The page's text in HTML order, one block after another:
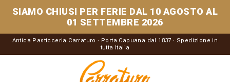
SIAMO CHIUSI PER FERIE DAL 10 AGOSTO AL
01 SETTEMBRE 2026
Antica Pasticceria Carraturo · Porta Capuana dal 1837 · Spedizione in
tutta Italia